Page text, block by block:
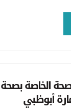
الخاصة
أبوظبي